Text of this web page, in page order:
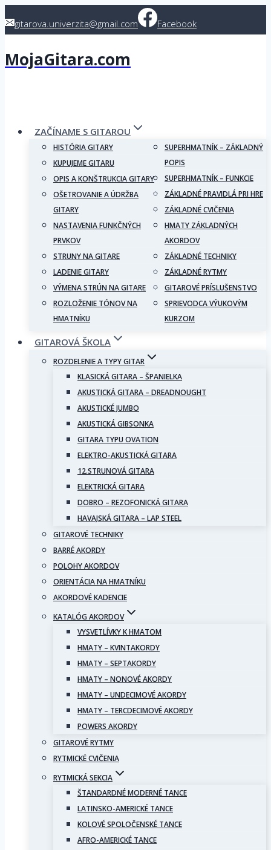
togitarova.univerzita@gmail.com Facebook
MojaGitara.com
ZAČÍNAME S GITAROU
HISTÓRIA GITARY
KUPUJEME GITARU
OPIS A KONŠTRUKCIA GITARY
OŠETROVANIE A ÚDRŽBA
GITARY
NASTAVENIA FUNKČNÝCH
PRVKOV
STRUNY NA GITARE
LADENIE GITARY
VÝMENA STRÚN NA GITARE
ROZLOŽENIE TÓNOV NA
HMATNÍKU
SUPERHMATNÍK – ZÁKLADNÝ
POPIS
SUPERHMATNÍK – FUNKCIE
ZÁKLADNÉ PRAVIDLÁ PRI HRE
ZÁKLADNÉ CVIČENIA
HMATY ZÁKLADNÝCH
AKORDOV
ZÁKLADNÉ TECHNIKY
ZÁKLADNÉ RYTMY
GITAROVÉ PRÍSLUŠENSTVO
SPRIEVODCA VÝUKOVÝM
KURZOM
GITAROVÁ ŠKOLA
ROZDELENIE A TYPY GITAR
KLASICKÁ GITARA – ŠPANIELKA
AKUSTICKÁ GITARA – DREADNOUGHT
AKUSTICKÉ JUMBO
AKUSTICKÁ GIBSONKA
GITARA TYPU OVATION
ELEKTRO-AKUSTICKÁ GITARA
12.STRUNOVÁ GITARA
ELEKTRICKÁ GITARA
DOBRO – REZOFONICKÁ GITARA
HAVAJSKÁ GITARA – LAP STEEL
GITAROVÉ TECHNIKY
BARRÉ AKORDY
POLOHY AKORDOV
ORIENTÁCIA NA HMATNÍKU
AKORDOVÉ KADENCIE
KATALÓG AKORDOV
VYSVETLÍVKY K HMATOM
HMATY – KVINTAKORDY
HMATY – SEPTAKORDY
HMATY – NONOVÉ AKORDY
HMATY – UNDECIMOVÉ AKORDY
HMATY – TERCDECIMOVÉ AKORDY
POWERS AKORDY
GITAROVÉ RYTMY
RYTMICKÉ CVIČENIA
RYTMICKÁ SEKCIA
ŠTANDARDNÉ MODERNÉ TANCE
LATINSKO-AMERICKÉ TANCE
KOLOVÉ SPOLOČENSKÉ TANCE
AFRO-AMERICKÉ TANCE